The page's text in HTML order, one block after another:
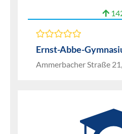
Ernst-Abbe-
Ammerbacher Straße